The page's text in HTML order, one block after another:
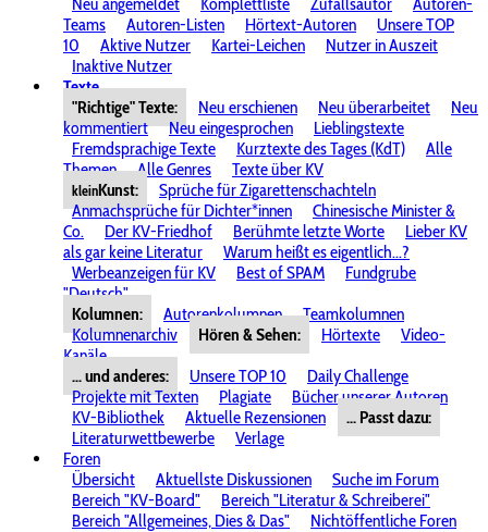
Teams
Autoren-Listen Hörtext-Autoren
Unsere TOP
10
Aktive Nutzer Kartei-Leichen
Nutzer in Auszeit
Inaktive Nutzer
Texte
"Richtige" Texte:
Neu erschienen Neu überarbeitet
Neu
kommentiert
Neu eingesprochen
Lieblingstexte
Fremdsprachige Texte
Kurztexte des Tages (KdT)
Alle
Themen
Alle Genres Texte über KV
kleinKunst:
Sprüche für Zigarettenschachteln
Anmachsprüche für Dichter*innen
Chinesische Minister &
Co.
Der KV-Friedhof Berühmte letzte Worte
Lieber KV
als gar keine Literatur
Warum heißt es eigentlich...?
Werbeanzeigen für KV
Best of SPAM
Fundgrube
"Deutsch"
Kolumnen:
Autorenkolumnen
Teamkolumnen
Kolumnenarchiv
Hören & Sehen: Hörtexte
Video-
Kanäle
... und anderes:
Unsere TOP 10
Daily Challenge
Projekte mit Texten
Plagiate
Bücher unserer Autoren
KV-Bibliothek
Aktuelle Rezensionen
... Passt dazu:
Literaturwettbewerbe
Verlage
Foren
Übersicht
Aktuellste Diskussionen
Suche im Forum
Bereich "KV-Board"
Bereich "Literatur & Schreiberei"
Bereich "Allgemeines, Dies & Das"
Nichtöffentliche Foren